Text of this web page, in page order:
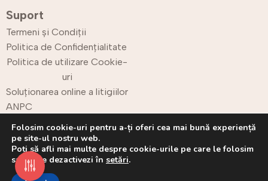
Suport
Termeni și Condiții
Politica de Confidențialitate
Politica de utilizare Cookie-
uri
Soluționarea online a litigiilor
ANPC
Retur
Folosim cookie-uri pentru a-ți oferi cea mai bună experiență
pe site-ul nostru web.
Poți să afli mai multe despre cookie-urile pe care le folosim
sau să le dezactivezi în setări.